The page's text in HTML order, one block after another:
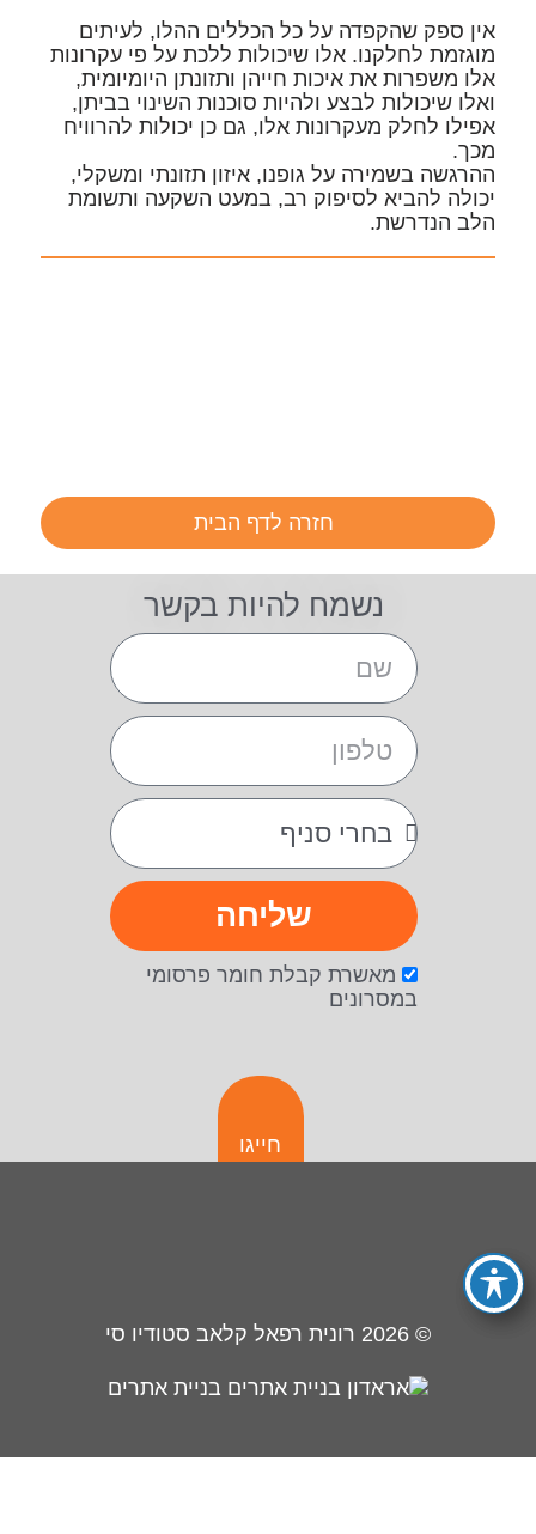
אין ספק שהקפדה על כל הכללים ההלו, לעיתים
מוגזמת לחלקנו. אלו שיכולות ללכת על פי עקרונות
אלו משפרות את איכות חייהן ותזונתן היומיומית,
ואלו שיכולות לבצע ולהיות סוכנות השינוי בביתן,
אפילו לחלק מעקרונות אלו, גם כן יכולות להרוויח
מכך.
ההרגשה בשמירה על גופנו, איזון תזונתי ומשקלי,
יכולה להביא לסיפוק רב, במעט השקעה ותשומת
הלב הנדרשת.
חזרה לדף הבית
נשמח להיות בקשר
מאשרת קבלת חומר פרסומי
במסרונים
שליחה
חייגו
© 2026 רונית רפאל קלאב סטודיו סי
בניית אתרים